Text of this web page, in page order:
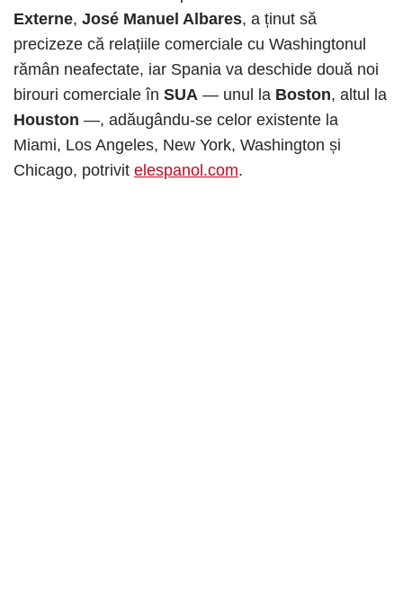
Externe, José Manuel Albares, a ținut să
precizeze că relațiile comerciale cu Washingtonul
rămân neafectate, iar Spania va deschide două noi
birouri comerciale în SUA — unul la Boston, altul la
Houston —, adăugându-se celor existente la
Miami, Los Angeles, New York, Washington și
Chicago, potrivit elespanol.com.